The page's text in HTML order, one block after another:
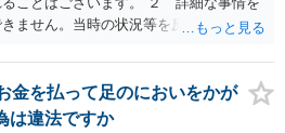
ません。当時の状況等を反論していく
りません。依頼しない理由がないかと
金を払って足のにおいをかが
は違法ですか